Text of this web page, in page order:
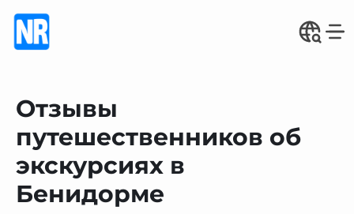
Отзывы
путешественников об
экскурсиях в
Бенидорме